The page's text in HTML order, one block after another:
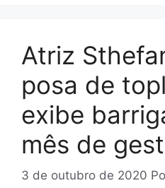
Atriz
posa de
exibe
mês de
3 de outubro de 2020